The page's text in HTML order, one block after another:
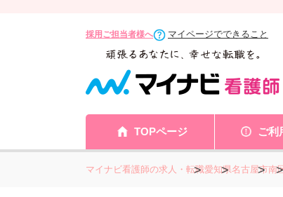
採用ご担当者様へ マイページでできること
TOPページ ご利
マイナビ看護師の求人・転職愛知県名古屋市南